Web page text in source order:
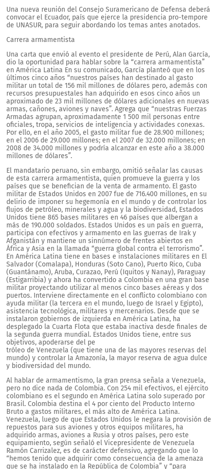
Una nueva reunión del Consejo Suramericano de Defensa deberá
convocar el Ecuador, país que ejerce la presidencia pro-tempore
de UNASUR, para seguir abordando los temas antes anotados.
Carrera armamentista
Una carta que envió al evento el presidente de Perú, Alan García,
dio la oportunidad para hablar sobre la “carrera armamentista”
en América Latina En su comunicado, García planteó que en los
últimos cinco años “nuestros países han destinado al gasto
militar un total de 156 mil millones de dólares pero, además con
recursos presupuestales han adquirido en esos cinco años un
aproximado de 23 mil millones de dólares adicionales en nuevas
armas, cañones, aviones y naves”. Agrega que “nuestras Fuerzas
Armadas agrupan, aproximadamente 1 500 mil personas entre
oficiales, tropa, servicios de inteligencia y actividades conexas.
Por ello, en el año 2005, el gasto militar fue de 28.900 millones;
en el 2006 de 29.000 millones; en el 2007 de 32.000 millones; en
2008 de 34.000 millones y podría alcanzar en este año a 38.000
millones de dólares”.
El mandatario peruano, sin embargo, omitió señalar las causas
de esta carrera armamentista, quien promueve la guerra y los
países que se benefician de la venta de armamento. El gasto
militar de Estados Unidos en 2007 fue de 716.400 millones, en su
delirio de imponer su hegemonía en el mundo y de controlar los
flujos de petróleo, minerales y agua y la biodiversidad, Estados
Unidos tiene 865 bases militares en 46 países que albergan a
más de 190.000 soldados. Estados Unidos es un país en guerra,
participa con efectivos y armamento en las guerras de Irak y
Afganistán y mantiene un sinnúmero de frentes abiertos en
África y Asia en la llamada “guerra global contra el terrorismo”.
En América Latina tiene en bases e instalaciones militares en El
Salvador (Comalapa), Honduras (Soto Cano), Puerto Rico, Cuba
(Guantánamo), Aruba, Curazao, Perú (Iquitos y Nanay), Paraguay
(Estigarribia) y ahora ha convertido a Colombia en una gran base
militar proyectando utilizar al menos cinco bases aéreas y dos
puertos. Interviene directamente en el conflicto colombiano con
ayuda militar (la tercera en el mundo, luego de Israel y Egipto),
asistencia tecnológica, militares y mercenarios. Desde que se
instalaron gobiernos de izquierda en América Latina, ha
desplegado la Cuarta Flota que estaba inactiva desde finales de
la segunda guerra mundial. Estados Unidos tiene, entre sus
objetivos, apoderarse del pe
tróleo de Venezuela (que tiene una de las mayores reservas del
mundo) y controlar la Amazonía, la mayor reserva de agua dulce
y biodiversidad del mundo.
Al hablar de armamentismo, la gran prensa señala a Venezuela,
pero no dice nada de Colombia. Con 254 mil efectivos, el ejército
colombiano es el segundo en América Latina solo superado por
Brasil. Colombia destina el 4 por ciento del Producto Interno
Bruto a gastos militares, el más alto de América Latina.
Venezuela, luego de que Estados Unidos le negara la provisión de
repuestos para sus aviones y otros equipos militares, ha
adquirido armas, aviones a Rusia y otros países, pero este
equipamiento, según señaló el Vicepresidente de Venezuela
Ramón Carrizalez, es de carácter defensivo, agregando que lo
“hemos tenido que adquirir como consecuencia de la amenaza
que se ha instalado en la República de Colombia” y “para